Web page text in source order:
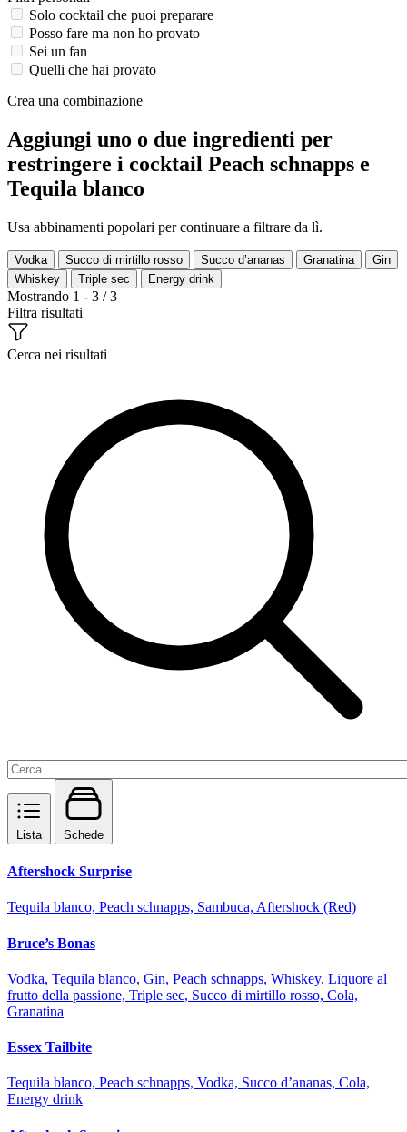
Solo cocktail che puoi preparare
Posso fare ma non ho provato
Sei un fan
Quelli che hai provato
Crea una combinazione
Aggiungi uno o due ingredienti per
restringere i cocktail Peach schnapps e
Tequila blanco
Usa abbinamenti popolari per continuare a filtrare da lì.
Vodka Succo di mirtillo rosso Succo d’ananas Granatina
Gin
Whiskey
Triple sec Energy drink
Mostrando 1 - 3 / 3
Filtra risultati
Cerca nei risultati
Lista Schede
Aftershock Surprise
Tequila blanco, Peach schnapps, Sambuca, Aftershock (Red)
Bruce’s Bonas
Vodka, Tequila blanco, Gin, Peach schnapps, Whiskey, Liquore al
frutto della passione, Triple sec, Succo di mirtillo rosso, Cola,
Granatina
Essex Tailbite
Tequila blanco, Peach schnapps, Vodka, Succo d’ananas, Cola,
Energy drink